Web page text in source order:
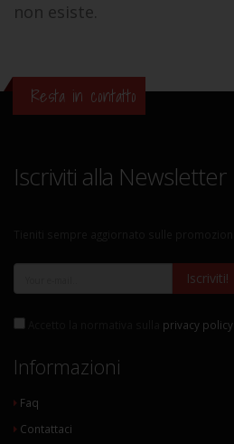
non esiste.
Resta in contatto
Iscriviti alla Newsletter
Iscriviti!
privacy policy
Informazioni
Faq
Contattaci